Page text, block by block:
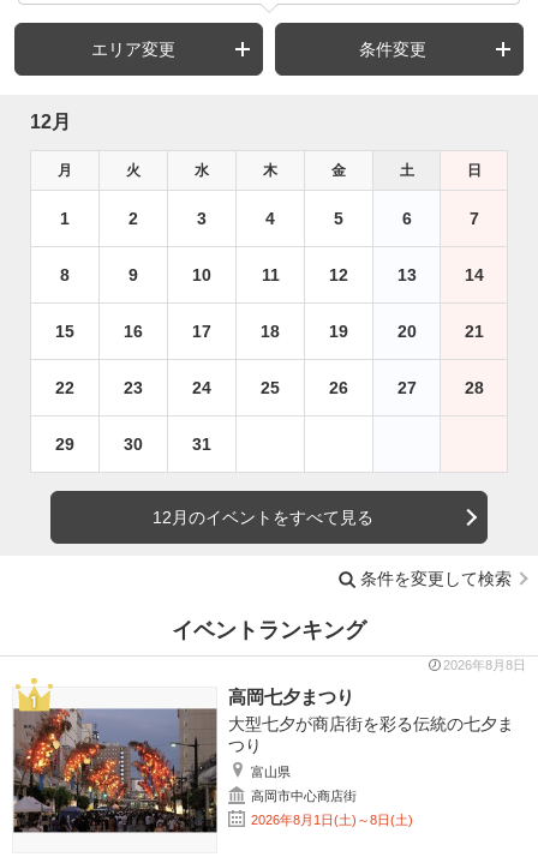
エリア変更 条件変更
12月
月 火 水 木 金 土 日
1 2 3 4 5 6 7
8 9 10 11 12 13 14
15 16 17 18 19 20 21
22 23 24 25 26 27 28
29 30 31
12月のイベントをすべて見る
条件を変更して検索
イベントランキング
2026年8月8日
高岡七夕まつり
大型七夕が商店街を彩る伝統の七夕ま
つり
富山県
高岡市中心商店街
2026年8月1日(土)～8日(土)